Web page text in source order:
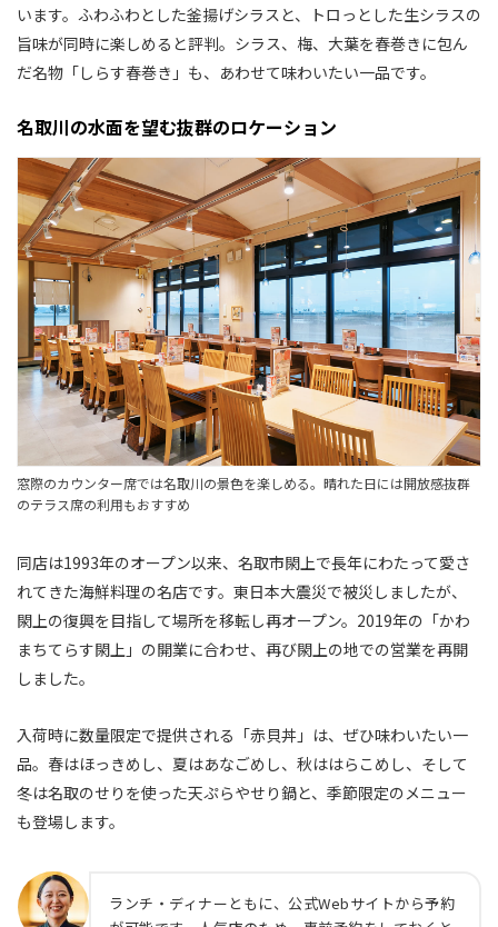
います。ふわふわとした釜揚げシラスと、トロっとした生シラスの
旨味が同時に楽しめると評判。シラス、梅、大葉を春巻きに包ん
だ名物「しらす春巻き」も、あわせて味わいたい一品です。
名取川の水面を望む抜群のロケーション
窓際のカウンター席では名取川の景色を楽しめる。晴れた日には開放感抜群
のテラス席の利用もおすすめ
同店は1993年のオープン以来、名取市閖上で長年にわたって愛さ
れてきた海鮮料理の名店です。東日本大震災で被災しましたが、
閖上の復興を目指して場所を移転し再オープン。2019年の「かわ
まちてらす閖上」の開業に合わせ、再び閖上の地での営業を再開
しました。
入荷時に数量限定で提供される「赤貝丼」は、ぜひ味わいたい一
品。春はほっきめし、夏はあなごめし、秋ははらこめし、そして
冬は名取のせりを使った天ぷらやせり鍋と、季節限定のメニュー
も登場します。
ランチ・ディナーともに、公式Webサイトから予約